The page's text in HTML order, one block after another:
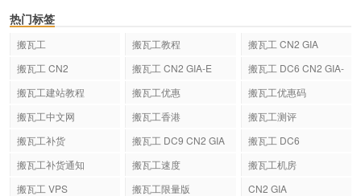
热门标签
搬瓦工 搬瓦工教程
搬瓦工 CN2 GIA
搬瓦工 CN2
搬瓦工 CN2 GIA-E
搬瓦工 DC6 CN2 GIA-
搬瓦工建站教程 搬瓦工优惠
搬瓦工优惠码
搬瓦工中文网
搬瓦工香港
搬瓦工测评
搬瓦工补货
搬瓦工 DC9 CN2 GIA
搬瓦工 DC6
搬瓦工补货通知
搬瓦工速度
搬瓦工机房
搬瓦工 VPS
搬瓦工限量版
CN2 GIA